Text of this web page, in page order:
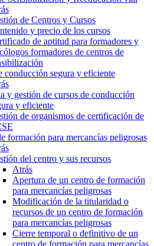
de Centros y Cursos
y precio de los cursos
de aptitud para formadores y
formadores de centros de
conducción segura y eficiente
y gestión de cursos de conducción
y eficiente
de organismos de certificación de
formación para mercancías peligrosas
del centro y sus recursos
Atrás
Apertura de un centro de formación
para mercancías peligrosas
Modificación de la titularidad o
recursos de un centro de formación
para mercancías peligrosas
Cierre temporal o definitivo de un